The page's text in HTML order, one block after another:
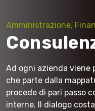
Amministrazione,
Ad ogni azienda viene
che parte dalla
procede di pari passo
interne. Il dialogo